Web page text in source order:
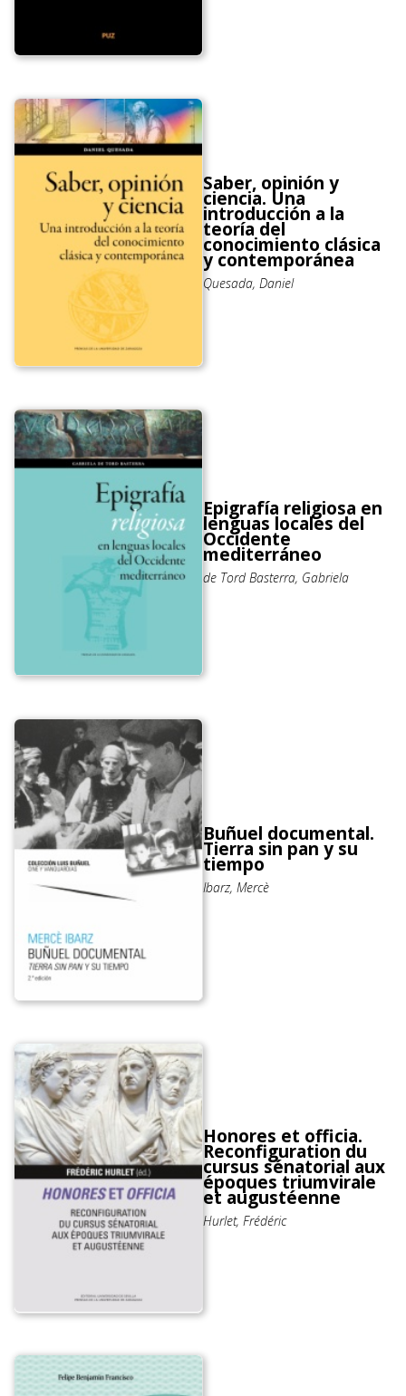
Saber, opinión y
ciencia. Una
introducción a la
teoría del
conocimiento clásica
y contemporánea
Quesada, Daniel
Epigrafía religiosa en
lenguas locales del
Occidente
mediterráneo
de Tord Basterra, Gabriela
Buñuel documental.
Tierra sin pan y su
tiempo
Ibarz, Mercè
Honores et officia.
Reconfiguration du
cursus sénatorial aux
époques triumvirale
et augustéenne
Hurlet, Frédéric